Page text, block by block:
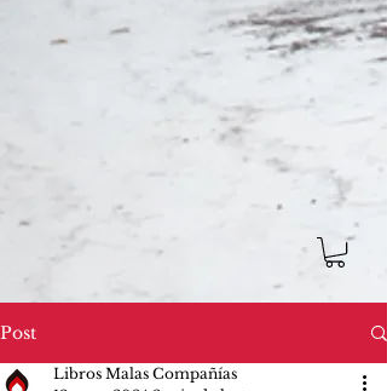
Post
Libros Malas Compañías